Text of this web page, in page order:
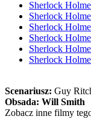
Sherlock
Sherlock
Sherlock
Sherlock
Sherlock
Sherlock
Scenariusz: Guy
Obsada: Will Smith
Zobacz inne filmy